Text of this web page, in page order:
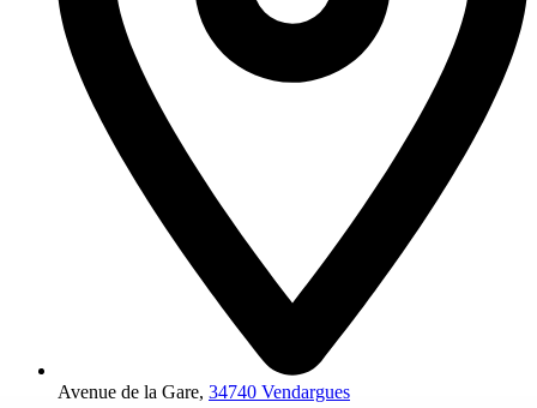
Avenue de la Gare, 34740 Vendargues